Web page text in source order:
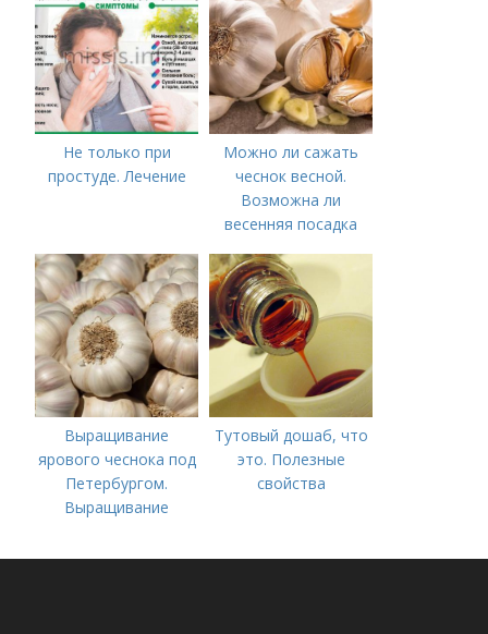
Не только при
простуде. Лечение
Можно ли сажать
чеснок весной.
Возможна ли
весенняя посадка
лучше делать
Выращивание
ярового чеснока под
Петербургом.
Выращивание
важных моментов
Тутовый дошаб, что
это. Полезные
свойства